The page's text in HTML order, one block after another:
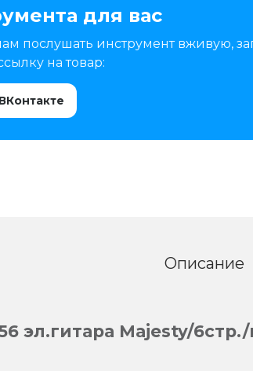
для вас
послушать инструмент вживую,
на товар:
Описание
эл.гитара Majesty/